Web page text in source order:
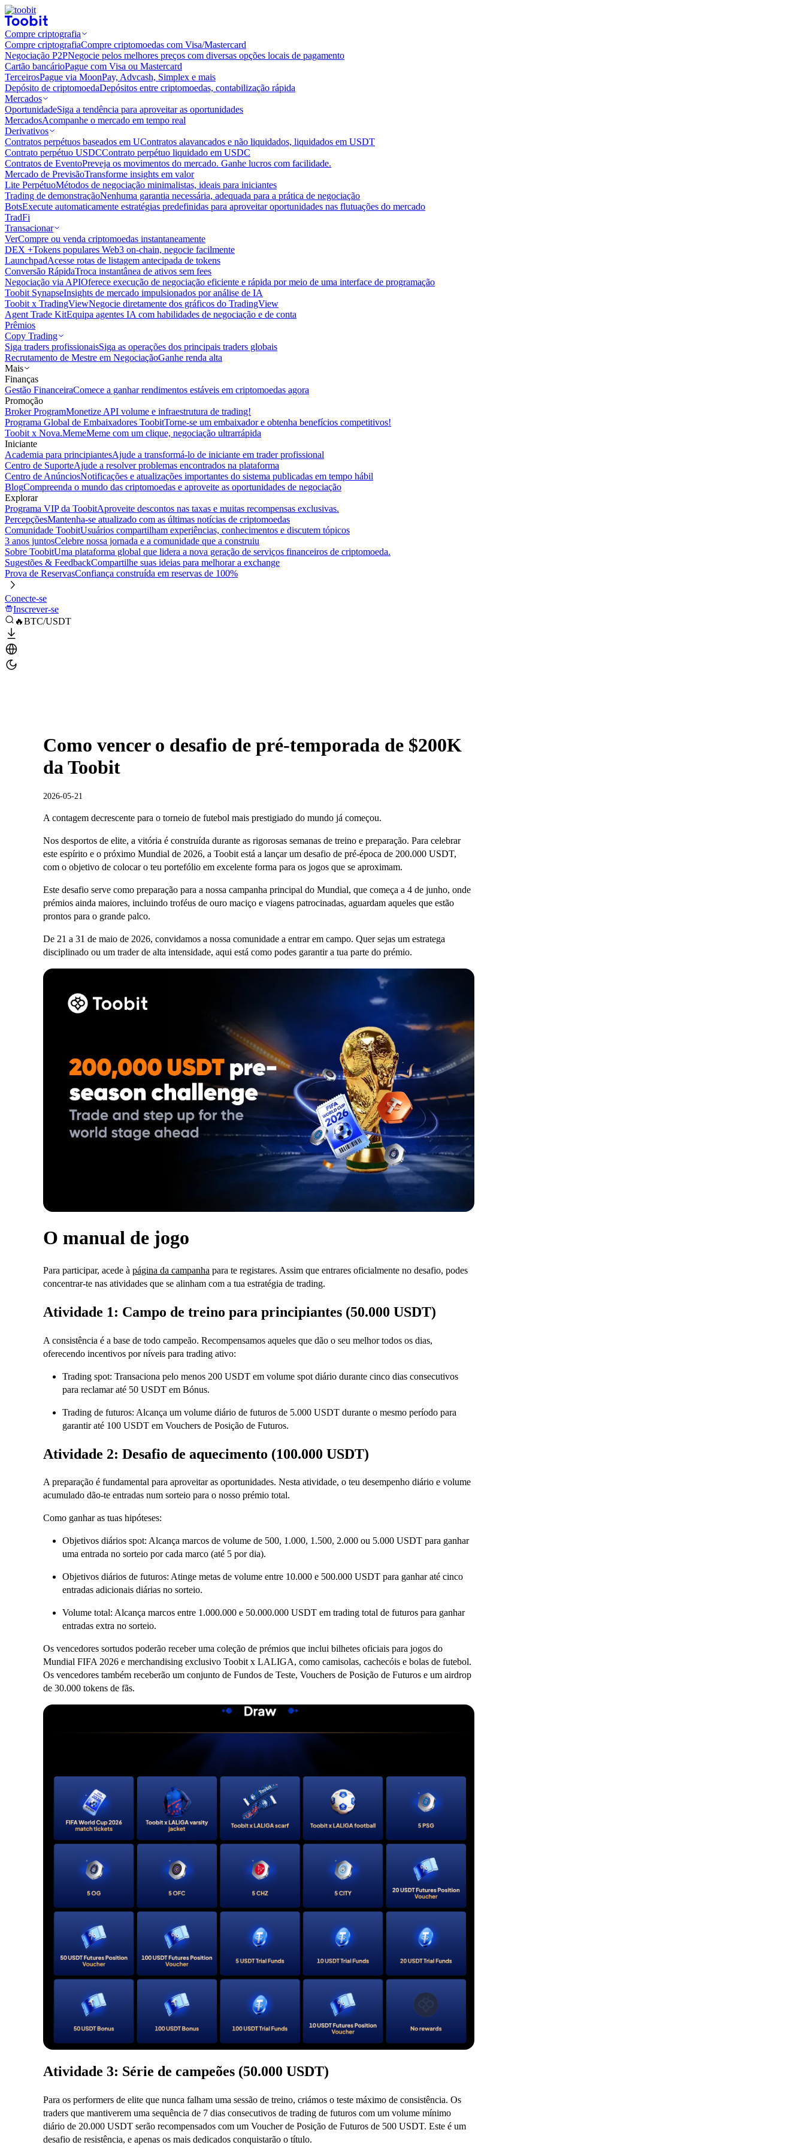
Compre criptografia
Compre criptografiaCompre criptomoedas com Visa/Mastercard
Negociação P2PNegocie pelos melhores preços com diversas opções locais de pagamento
Cartão bancárioPague com Visa ou Mastercard
TerceirosPague via MoonPay, Advcash, Simplex e mais
Depósito de criptomoedaDepósitos entre criptomoedas, contabilização rápida
Mercados
OportunidadeSiga a tendência para aproveitar as oportunidades
MercadosAcompanhe o mercado em tempo real
Derivativos
Contratos perpétuos baseados em UContratos alavancados e não liquidados, liquidados em USDT
Contrato perpétuo USDCContrato perpétuo liquidado em USDC
Contratos de EventoPreveja os movimentos do mercado. Ganhe lucros com facilidade.
Mercado de PrevisãoTransforme insights em valor
Lite PerpétuoMétodos de negociação minimalistas, ideais para iniciantes
Trading de demonstraçãoNenhuma garantia necessária, adequada para a prática de negociação
BotsExecute automaticamente estratégias predefinidas para aproveitar oportunidades nas flutuações do mercado
TradFi
Transacionar
VerCompre ou venda criptomoedas instantaneamente
DEX +Tokens populares Web3 on-chain, negocie facilmente
LaunchpadAcesse rotas de listagem antecipada de tokens
Conversão RápidaTroca instantânea de ativos sem fees
Negociação via APIOferece execução de negociação eficiente e rápida por meio de uma interface de programação
Toobit SynapseInsights de mercado impulsionados por análise de IA
Toobit x TradingViewNegocie diretamente dos gráficos do TradingView
Agent Trade KitEquipa agentes IA com habilidades de negociação e de conta
Prêmios
Copy Trading
Siga traders profissionaisSiga as operações dos principais traders globais
Recrutamento de Mestre em NegociaçãoGanhe renda alta
Mais
Finanças
Gestão FinanceiraComece a ganhar rendimentos estáveis em criptomoedas agora
Promoção
Broker ProgramMonetize API volume e infraestrutura de trading!
Programa Global de Embaixadores ToobitTorne-se um embaixador e obtenha benefícios competitivos!
Toobit x Nova.MemeMeme com um clique, negociação ultrarrápida
Iniciante
Academia para principiantesAjude a transformá-lo de iniciante em trader profissional
Centro de SuporteAjude a resolver problemas encontrados na plataforma
Centro de AnúnciosNotificações e atualizações importantes do sistema publicadas em tempo hábil
BlogCompreenda o mundo das criptomoedas e aproveite as oportunidades de negociação
Explorar
Programa VIP da ToobitAproveite descontos nas taxas e muitas recompensas exclusivas.
PercepçõesMantenha-se atualizado com as últimas notícias de criptomoedas
Comunidade ToobitUsuários compartilham experiências, conhecimentos e discutem tópicos
3 anos juntosCelebre nossa jornada e a comunidade que a construiu
Sobre ToobitUma plataforma global que lidera a nova geração de serviços financeiros de criptomoeda.
Sugestões & FeedbackCompartilhe suas ideias para melhorar a exchange
Prova de ReservasConfiança construída em reservas de 100%
Conecte-se
Inscrever-se
🔥BTC/USDT
Como vencer o desafio de pré-temporada de $200K
da Toobit
2026-05-21
A contagem decrescente para o torneio de futebol mais prestigiado do mundo já começou.
Nos desportos de elite, a vitória é construída durante as rigorosas semanas de treino e preparação. Para celebrar
este espírito e o próximo Mundial de 2026, a Toobit está a lançar um desafio de pré-época de 200.000 USDT,
com o objetivo de colocar o teu portefólio em excelente forma para os jogos que se aproximam.
Este desafio serve como preparação para a nossa campanha principal do Mundial, que começa a 4 de junho, onde
prémios ainda maiores, incluindo troféus de ouro maciço e viagens patrocinadas, aguardam aqueles que estão
prontos para o grande palco.
De 21 a 31 de maio de 2026, convidamos a nossa comunidade a entrar em campo. Quer sejas um estratega
disciplinado ou um trader de alta intensidade, aqui está como podes garantir a tua parte do prémio.
O manual de jogo
Para participar, acede à página da campanha para te registares. Assim que entrares oficialmente no desafio, podes
concentrar-te nas atividades que se alinham com a tua estratégia de trading.
Atividade 1: Campo de treino para principiantes (50.000 USDT)
A consistência é a base de todo campeão. Recompensamos aqueles que dão o seu melhor todos os dias,
oferecendo incentivos por níveis para trading ativo:
Trading spot: Transaciona pelo menos 200 USDT em volume spot diário durante cinco dias consecutivos
para reclamar até 50 USDT em Bónus.
Trading de futuros: Alcança um volume diário de futuros de 5.000 USDT durante o mesmo período para
garantir até 100 USDT em Vouchers de Posição de Futuros.
Atividade 2: Desafio de aquecimento (100.000 USDT)
A preparação é fundamental para aproveitar as oportunidades. Nesta atividade, o teu desempenho diário e volume
acumulado dão-te entradas num sorteio para o nosso prémio total.
Como ganhar as tuas hipóteses:
Objetivos diários spot: Alcança marcos de volume de 500, 1.000, 1.500, 2.000 ou 5.000 USDT para ganhar
uma entrada no sorteio por cada marco (até 5 por dia).
Objetivos diários de futuros: Atinge metas de volume entre 10.000 e 500.000 USDT para ganhar até cinco
entradas adicionais diárias no sorteio.
Volume total: Alcança marcos entre 1.000.000 e 50.000.000 USDT em trading total de futuros para ganhar
entradas extra no sorteio.
Os vencedores sortudos poderão receber uma coleção de prémios que inclui bilhetes oficiais para jogos do
Mundial FIFA 2026 e merchandising exclusivo Toobit x LALIGA, como camisolas, cachecóis e bolas de futebol.
Os vencedores também receberão um conjunto de Fundos de Teste, Vouchers de Posição de Futuros e um airdrop
de 30.000 tokens de fãs.
Atividade 3: Série de campeões (50.000 USDT)
Para os performers de elite que nunca falham uma sessão de treino, criámos o teste máximo de consistência. Os
traders que mantiverem uma sequência de 7 dias consecutivos de trading de futuros com um volume mínimo
diário de 20.000 USDT serão recompensados com um Voucher de Posição de Futuros de 500 USDT. Este é um
desafio de resistência, e apenas os mais dedicados conquistarão o título.